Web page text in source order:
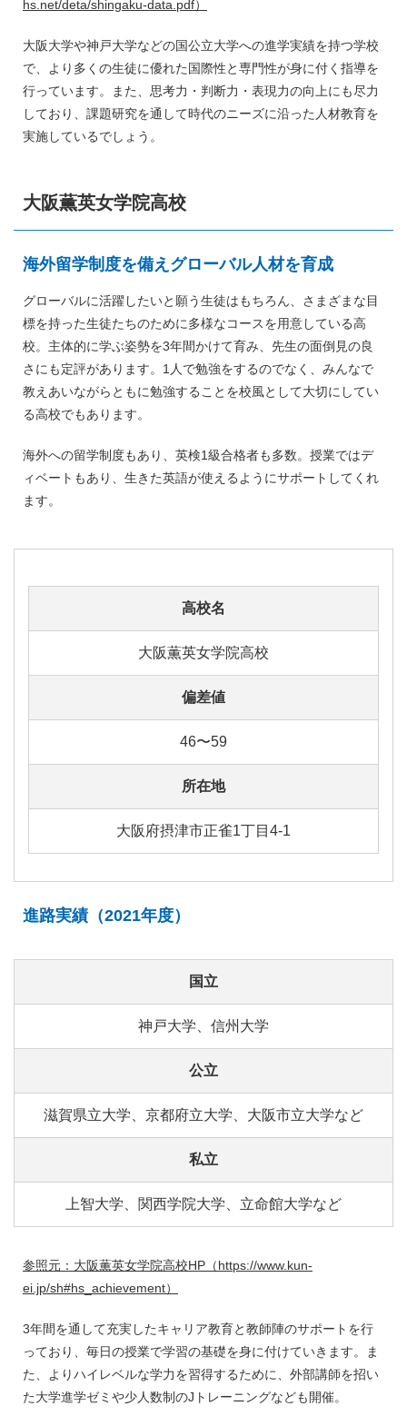
hs.net/deta/shingaku-data.pdf）
大阪大学や神戸大学などの国公立大学への進学実績を持つ学校
で、より多くの生徒に優れた国際性と専門性が身に付く指導を
行っています。また、思考力・判断力・表現力の向上にも尽力
しており、課題研究を通して時代のニーズに沿った人材教育を
実施しているでしょう。
大阪薫英女学院高校
海外留学制度を備えグローバル人材を育成
グローバルに活躍したいと願う生徒はもちろん、さまざまな目
標を持った生徒たちのために多様なコースを用意している高
校。主体的に学ぶ姿勢を3年間かけて育み、先生の面倒見の良
さにも定評があります。1人で勉強をするのでなく、みんなで
教えあいながらともに勉強することを校風として大切にしてい
る高校でもあります。
海外への留学制度もあり、英検1級合格者も多数。授業ではデ
ィベートもあり、生きた英語が使えるようにサポートしてくれ
ます。
高校名
大阪薫英女学院高校
偏差値
46〜59
所在地
大阪府摂津市正雀1丁目4-1
進路実績（2021年度）
国立
神戸大学、信州大学
公立
滋賀県立大学、京都府立大学、大阪市立大学など
私立
上智大学、関西学院大学、立命館大学など
参照元：大阪薫英女学院高校HP（https://www.kun-
ei.jp/sh#hs_achievement）
3年間を通して充実したキャリア教育と教師陣のサポートを行
っており、毎日の授業で学習の基礎を身に付けていきます。ま
た、よりハイレベルな学力を習得するために、外部講師を招い
た大学進学ゼミや少人数制のJトレーニングなども開催。